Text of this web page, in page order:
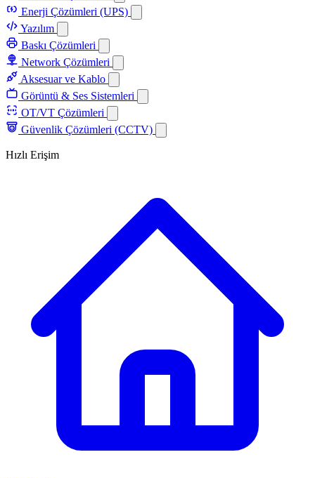
Enerji Çözümleri (UPS)
Yazılım
Baskı Çözümleri
Network Çözümleri
Aksesuar ve Kablo
Görüntü & Ses Sistemleri
OT/VT Çözümleri
Güvenlik Çözümleri (CCTV)
Hızlı Erişim